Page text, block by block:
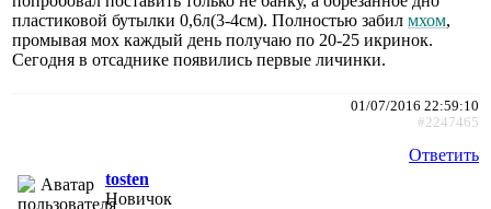
пластиковой бутылки 0,6л(3-4см). Полностью забил мхом,
промывая мох каждый день получаю по 20-25 икринок.
Сегодня в отсаднике появились первые личинки.
01/07/2016 22:59:10
#2247465
Ответить
tosten
Новичок